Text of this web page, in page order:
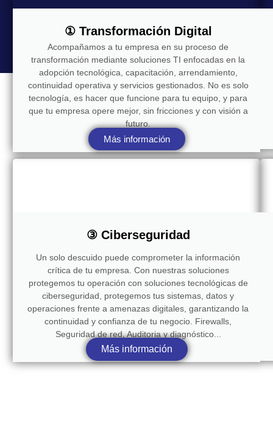
① Transformación Digital
Acompañamos a tu empresa en su proceso de
transformación mediante soluciones TI enfocadas en la
adopción tecnológica, capacitación, arrendamiento,
continuidad operativa y servicios gestionados. No es solo
tecnología, es hacer que funcione para tu equipo, y para
que tu empresa opere mejor, sin fricciones y con visión a
futuro.
Más información
③ Ciberseguridad
Un solo descuido puede comprometer la información
crítica de tu empresa. Con nuestras soluciones
protegemos tu operación con soluciones tecnológicas de
ciberseguridad, protegemos tus sistemas, datos y
operaciones frente a amenazas digitales, garantizando la
continuidad y confianza de tu negocio. Firewalls,
Seguridad de red, Auditoria y diagnóstico...
Más información